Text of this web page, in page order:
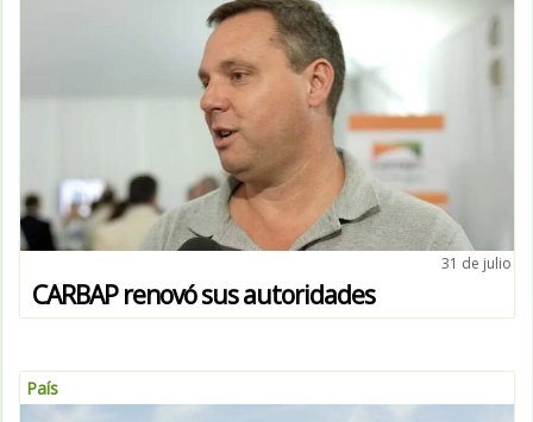
31 de julio
CARBAP renovó sus autoridades
País